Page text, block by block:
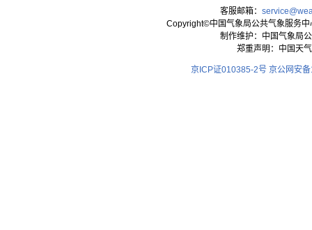
客服邮箱：
Copyright©中国气象局公共气象服务
制作维护：中国气象局
郑重声明：中国天
京ICP证010385-2号 京公网安